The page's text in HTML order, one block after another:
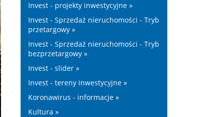
Invest - projekty inwestycyjne »
Invest - Sprzedaż nieruchomości - Tryb
przetargowy »
Invest - Sprzedaż nieruchomości - Tryb
bezprzetargowy »
Invest - slider »
Invest - tereny inwestycyjne »
Koronawirus - informacje »
Kultura »